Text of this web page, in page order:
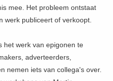
mee. Het probleem ontstaat
werk publiceert of verkoopt.
het werk van epigonen te
adverteerders,
nemen iets van collega's over.